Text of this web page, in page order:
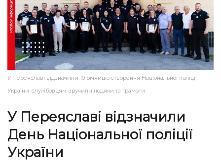
У Переяславі відзначили 10 річницю створення Національної поліції
України: службовцям вручили подяки та грамоти
У Переяславі відзначили
День Національної поліції
України